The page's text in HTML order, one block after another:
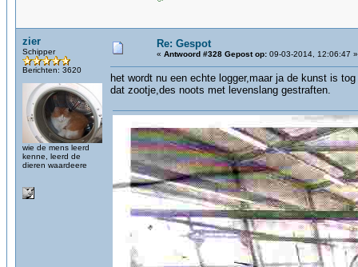
zier
Schipper
Berichten: 3620
wie de mens leerd
kenne, leerd de
dieren waardeere
Re: Gespot
« Antwoord #328 Gepost op: 09-03-2014, 12:06:47 »
het wordt nu een echte logger,maar ja de kunst is
dat zootje,des noots met levenslang gestraften.